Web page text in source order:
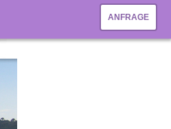
ANFRAGE